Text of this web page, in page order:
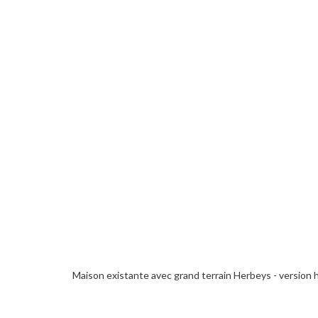
Maison existante avec grand terrain Herbeys - version